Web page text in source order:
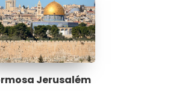
Jerusalém